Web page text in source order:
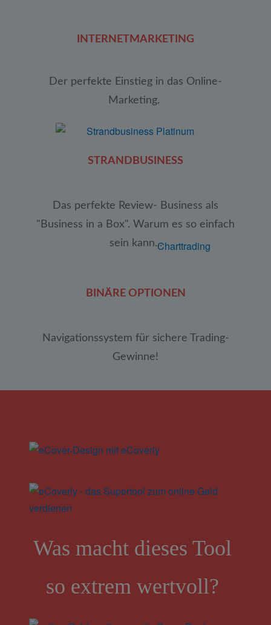
INTERNETMARKETING
Der perfekte Einstieg in das Online-
Marketing.
STRANDBUSINESS
Das perfekte Review- Business als
"Business in a Box". Warum es so einfach
sein kann...
BINÄRE OPTIONEN
Navigationssystem für sichere Trading-
Gewinne!
Was macht dieses Tool
so extrem wertvoll?